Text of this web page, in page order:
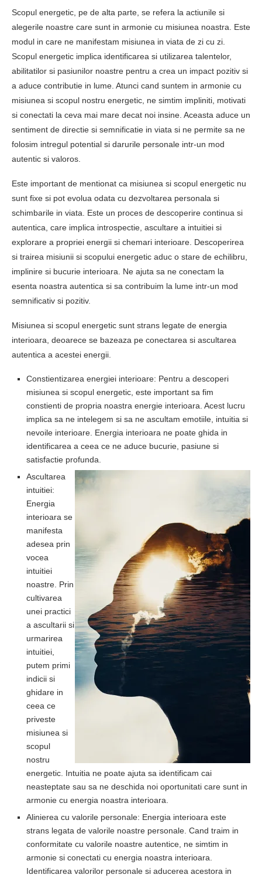
Scopul energetic, pe de alta parte, se refera la actiunile si
alegerile noastre care sunt in armonie cu misiunea noastra. Este
modul in care ne manifestam misiunea in viata de zi cu zi.
Scopul energetic implica identificarea si utilizarea talentelor,
abilitatilor si pasiunilor noastre pentru a crea un impact pozitiv si
a aduce contributie in lume. Atunci cand suntem in armonie cu
misiunea si scopul nostru energetic, ne simtim impliniti, motivati
si conectati la ceva mai mare decat noi insine. Aceasta aduce un
sentiment de directie si semnificatie in viata si ne permite sa ne
folosim intregul potential si darurile personale intr-un mod
autentic si valoros.
Este important de mentionat ca misiunea si scopul energetic nu
sunt fixe si pot evolua odata cu dezvoltarea personala si
schimbarile in viata. Este un proces de descoperire continua si
autentica, care implica introspectie, ascultare a intuitiei si
explorare a propriei energii si chemari interioare. Descoperirea
si trairea misiunii si scopului energetic aduc o stare de echilibru,
implinire si bucurie interioara. Ne ajuta sa ne conectam la
esenta noastra autentica si sa contribuim la lume intr-un mod
semnificativ si pozitiv.
Misiunea si scopul energetic sunt strans legate de energia
interioara, deoarece se bazeaza pe conectarea si ascultarea
autentica a acestei energii.
Constientizarea energiei interioare: Pentru a descoperi
misiunea si scopul energetic, este important sa fim
constienti de propria noastra energie interioara. Acest lucru
implica sa ne intelegem si sa ne ascultam emotiile, intuitia si
nevoile interioare. Energia interioara ne poate ghida in
identificarea a ceea ce ne aduce bucurie, pasiune si
satisfactie profunda.
Ascultarea
intuitiei:
Energia
interioara se
manifesta
adesea prin
vocea
intuitiei
noastre. Prin
cultivarea
unei practici
a ascultarii si
urmarirea
intuitiei,
putem primi
indicii si
ghidare in
ceea ce
priveste
misiunea si
scopul
nostru
energetic. Intuitia ne poate ajuta sa identificam cai
neasteptate sau sa ne deschida noi oportunitati care sunt in
armonie cu energia noastra interioara.
Alinierea cu valorile personale: Energia interioara este
strans legata de valorile noastre personale. Cand traim in
conformitate cu valorile noastre autentice, ne simtim in
armonie si conectati cu energia noastra interioara.
Identificarea valorilor personale si aducerea acestora in